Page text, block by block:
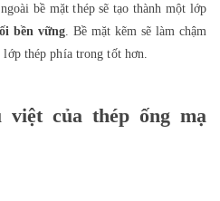
bề mặt thép sẽ tạo thành một lớp
bền vững . Bề mặt kẽm sẽ làm chậm
thép phía trong tốt hơn.
của thép ống mạ